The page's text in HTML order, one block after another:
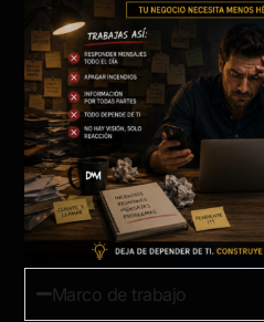
Marco de trabajo